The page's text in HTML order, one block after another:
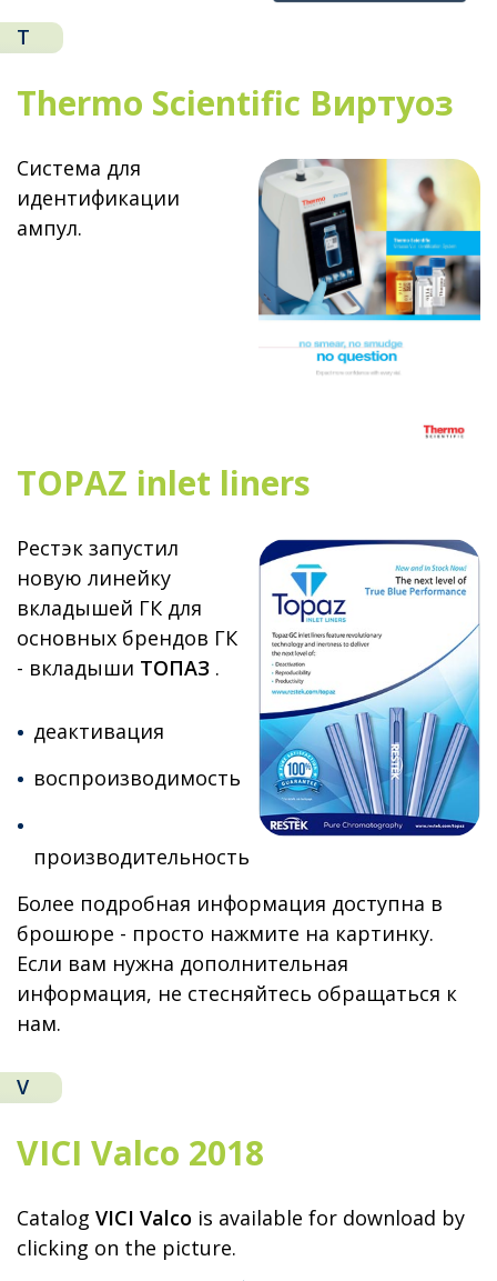
T
Thermo Scientific Виртуоз
Система для
идентификации
ампул.
TOPAZ inlet liners
Рестэк запустил
новую линейку
вкладышей ГК для
основных брендов ГК
- вкладыши ТОПАЗ .
деактивация
воспроизводимость
производительность
Более подробная информация доступна в
брошюре - просто нажмите на картинку.
Если вам нужна дополнительная
информация, не стесняйтесь обращаться к
нам.
V
VICI Valco 2018
Catalog VICI Valco is available for download by
clicking on the picture.